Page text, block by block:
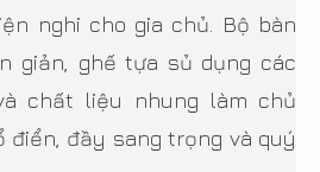
nghi cho gia chủ. Bộ bàn
giản, ghế tựa sủ dụng các
chất liệu nhung làm chủ
điển, đầy sang trọng và quý